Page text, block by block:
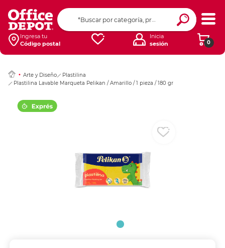
Ingresa tu
Código postal
0
Inicia
sesión
Arte y Diseño
Plastilina
Plastilina Lavable Marqueta Pelikan / Amarillo / 1 pieza / 180 gr
Ingresar Codigo